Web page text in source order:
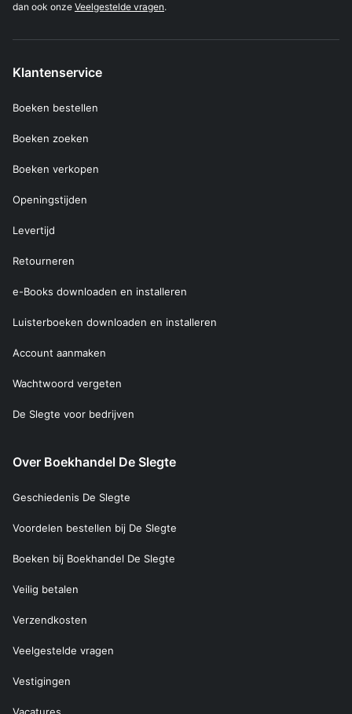
dan ook onze Veelgestelde vragen.
Klantenservice
Boeken bestellen
Boeken zoeken
Boeken verkopen
Openingstijden
Levertijd
Retourneren
e-Books downloaden en installeren
Luisterboeken downloaden en installeren
Account aanmaken
Wachtwoord vergeten
De Slegte voor bedrijven
Over Boekhandel De Slegte
Geschiedenis De Slegte
Voordelen bestellen bij De Slegte
Boeken bij Boekhandel De Slegte
Veilig betalen
Verzendkosten
Veelgestelde vragen
Vestigingen